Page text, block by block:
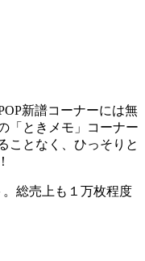
新譜コーナーには無
「ときメモ」コーナー
ことなく、ひっそりと
総売上も１万枚程度